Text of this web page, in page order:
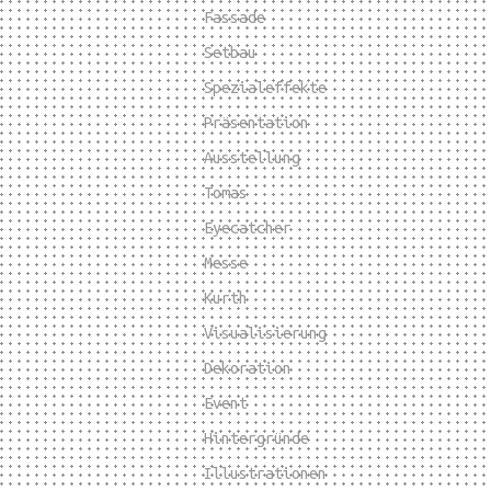
Fassade
Setbau
Spezialeffekte
Präsentation
Ausstellung
Tomas
Eyecatcher
Messe
Kurth
Visualisierung
Dekoration
Event
Hintergründe
Illustrationen